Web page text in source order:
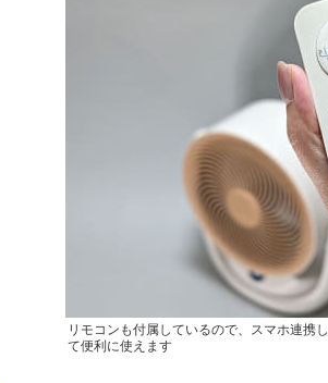
リモコンも付属しているので、スマホ連携
て便利に使えます